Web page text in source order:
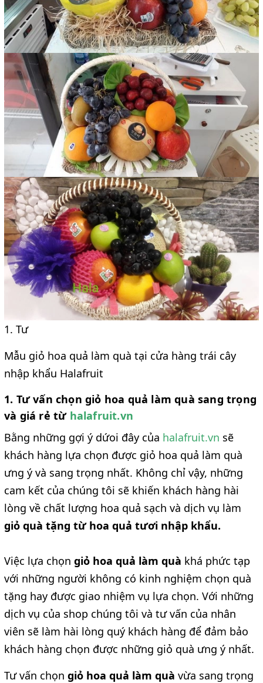
1. Tư
Mẫu giỏ hoa quả làm quà tại cửa hàng trái cây
nhập khẩu Halafruit
1. Tư vấn chọn giỏ hoa quả làm quà sang trọng
và giá rẻ từ halafruit.vn
Bằng những gợi ý dứoi đây của halafruit.vn sẽ
khách hàng lựa chọn được giỏ hoa quả làm quà
ưng ý và sang trọng nhất. Không chỉ vậy, những
cam kết của chúng tôi sẽ khiến khách hàng hài
lòng về chất lượng hoa quả sạch và dịch vụ làm
giỏ quà tặng từ hoa quả tươi nhập khẩu.
Việc lựa chọn giỏ hoa quả làm quà khá phức tạp
với những người không có kinh nghiệm chọn quà
tặng hay được giao nhiệm vụ lựa chọn. Với những
dịch vụ của shop chúng tôi và tư vấn của nhân
viên sẽ làm hài lòng quý khách hàng để đảm bảo
khách hàng chọn được những giỏ quà ưng ý nhất.
Tư vấn chọn giỏ hoa quả làm quà vừa sang trọng